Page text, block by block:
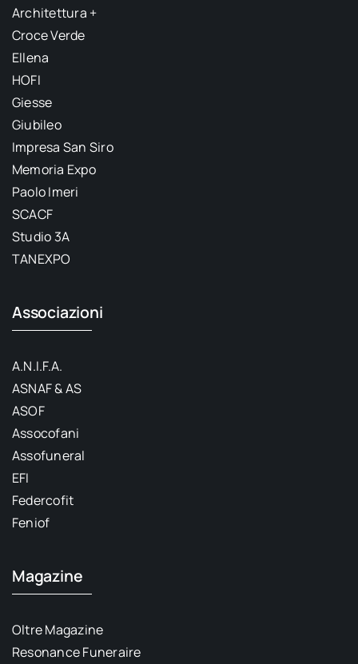
Architettura +
Croce Verde
Ellena
HOFI
Giesse
Giubileo
Impresa San Siro
Memoria Expo
Paolo Imeri
SCACF
Studio 3A
TANEXPO
Associazioni
A.N.I.F.A.
ASNAF & AS
ASOF
Assocofani
Assofuneral
EFI
Federcofit
Feniof
Magazine
Oltre Magazine
Resonance Funeraire